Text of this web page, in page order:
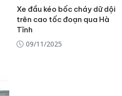
Xe đầu kéo bốc cháy dữ dội
trên cao tốc đoạn qua Hà
Tĩnh
09/11/2025